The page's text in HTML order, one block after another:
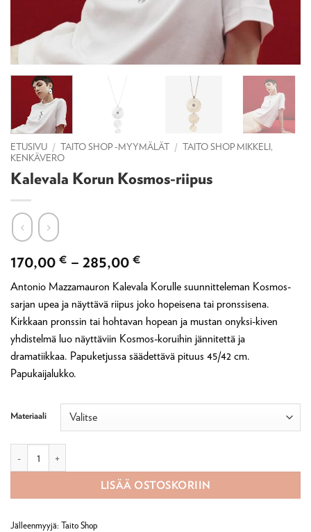
ETUSIVU / TAITO SHOP -MYYMÄLÄT / TAITO SHOP MIKKELI,
KENKÄVERO
Kalevala Korun Kosmos-riipus
170,00 € – 285,00 €
170,00 €
-
285,00 €
Antonio Mazzamauron Kalevala Korulle suunnitteleman Kosmos-
sarjan upea ja näyttävä riipus joko hopeisena tai pronssisena.
Kirkkaan pronssin tai hohtavan hopean ja mustan onyksi-kiven
yhdistelmä luo näyttäviin Kosmos-koruihin jännitettä ja
dramatiikkaa. Papuketjussa säädettävä pituus 45/42 cm.
Papukaijalukko.
Materiaali
LISÄÄ OSTOSKORIIN
Jälleenmyyjä: Taito Shop